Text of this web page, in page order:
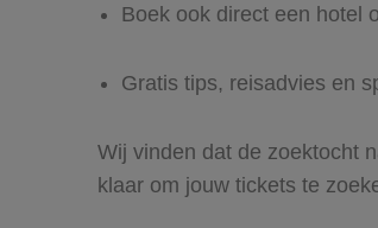
Boek ook direct een hotel
Gratis tips, reisadvies en
Wij vinden dat de zoektocht
klaar om jouw tickets te